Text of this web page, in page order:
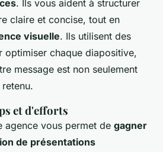
. Ils vous aident à structurer
claire et concise, tout en
visuelle. Ils utilisent des
optimiser chaque diapositive,
message est non seulement
et d'efforts
agence vous permet de gagner
de présentations